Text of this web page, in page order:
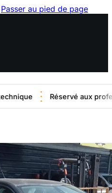
Passer au pied de page
Réservé aux